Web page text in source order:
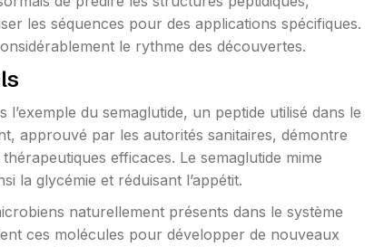
les séquences pour des applications spécifiques.
le rythme des découvertes.
du semaglutide, un peptide utilisé dans le
approuvé par les autorités sanitaires, démontre
efficaces. Le semaglutide mime
la glycémie et réduisant l’appétit.
naturellement présents dans le système
ces molécules pour développer de nouveaux